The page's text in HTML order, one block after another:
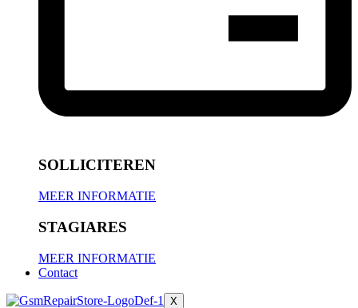
SOLLICITEREN
MEER INFORMATIE
STAGIARES
MEER INFORMATIE
Contact
X